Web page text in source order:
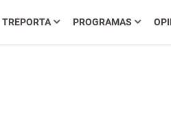
TREPORTA PROGRAMAS